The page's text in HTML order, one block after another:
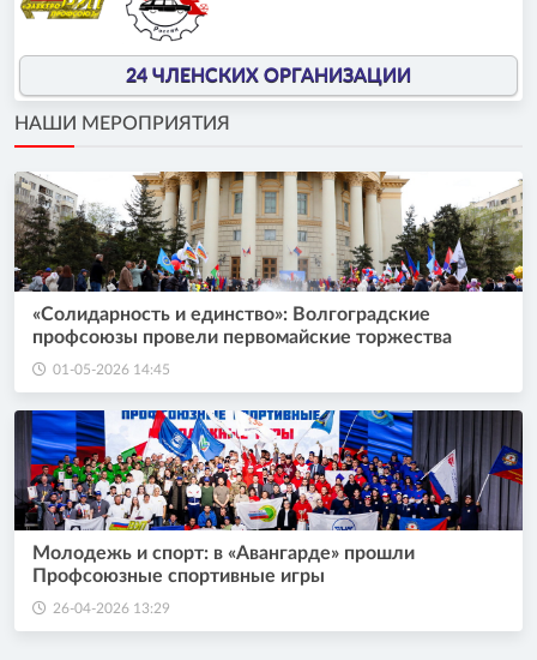
24 ЧЛЕНСКИХ ОРГАНИЗАЦИИ
НАШИ МЕРОПРИЯТИЯ
«Солидарность и единство»: Волгоградские
профсоюзы провели первомайские торжества
01-05-2026 14:45
Молодежь и спорт: в «Авангарде» прошли
Профсоюзные спортивные игры
26-04-2026 13:29